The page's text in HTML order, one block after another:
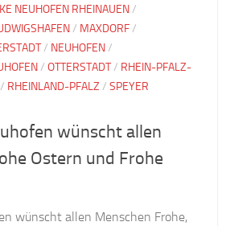
NEUHOFEN RHEINAUEN/
/ MAXDORF/
/ NEUHOFEN/
/ OTTERSTADT/ RHEIN-PFALZ-
/ RHEINLAND-PFALZ / SPEYER
wünscht allen
Ostern und Frohe
wünscht allen Menschen Frohe,